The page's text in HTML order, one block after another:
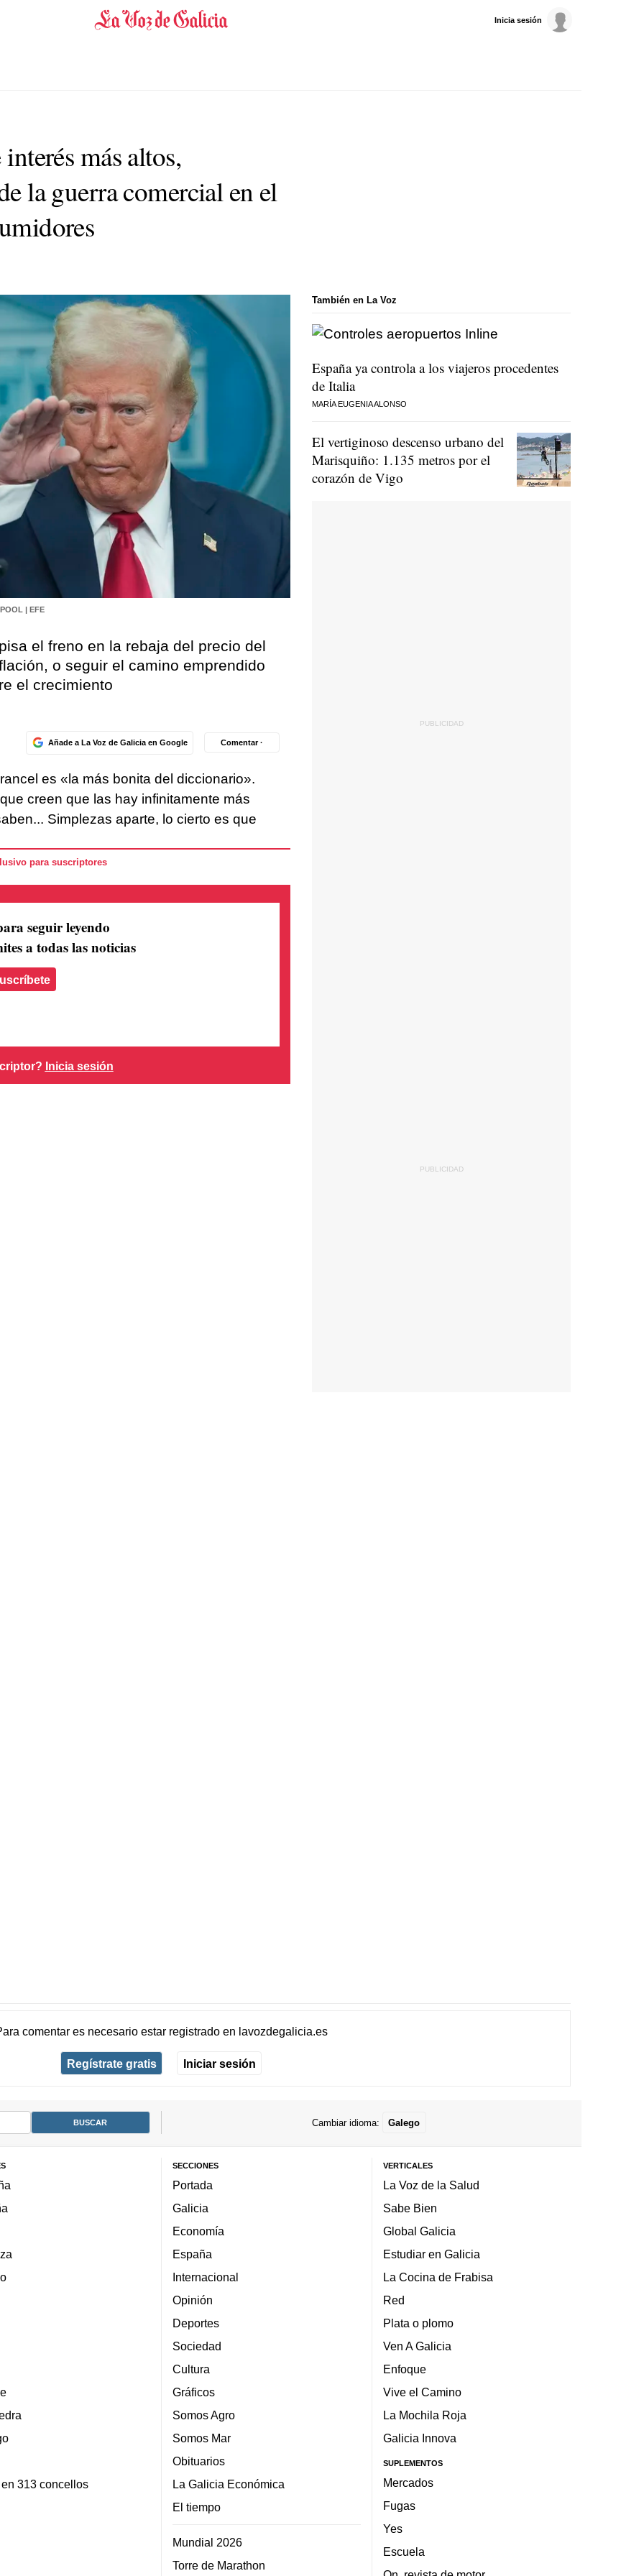
Inicia sesión
más altos,
la guerra comercial en el
| EFE
el freno en la rebaja del precio del
o seguir el camino emprendido
el crecimiento
Añade a La Voz de Galicia en Google Comentar ·
es «la más bonita del diccionario».
creen que las hay infinitamente más
Simplezas aparte, lo cierto es que
para suscriptores
seguir leyendo
a todas las noticias
Inicia sesión
También en La Voz
España ya controla a los viajeros procedentes
de Italia
MARÍA EUGENIA ALONSO
El vertiginoso descenso urbano del
Marisquiño: 1.135 metros por el
corazón de Vigo
comentar es necesario estar registradoen lavozdegalicia.es
Regístrate gratis Iniciar sesión
Cambiar idioma: Galego
313 concellos
SECCIONES
Portada
Galicia
Economía
España
Internacional
Opinión
Deportes
Sociedad
Cultura
Gráficos
Somos Agro
Somos Mar
Obituarios
La Galicia Económica
El tiempo
Mundial 2026
Torre de Marathon
VERTICALES
La Voz de la Salud
Sabe Bien
Global Galicia
Estudiar en Galicia
La Cocina de Frabisa
Red
Plata o plomo
Ven A Galicia
Enfoque
Vive el Camino
La Mochila Roja
Galicia Innova
SUPLEMENTOS
Mercados
Fugas
Yes
Escuela